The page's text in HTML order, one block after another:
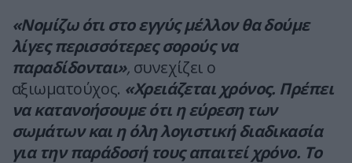
«Νομίζω ότι στο εγγύς μέλλον θα δούμε
λίγες περισσότερες σορούς να
παραδίδονται», συνεχίζει ο
αξιωματούχος. «Χρειάζεται χρόνος. Πρέπει
να κατανοήσουμε ότι η εύρεση των
σωμάτων και η όλη λογιστική διαδικασία
για την παράδοσή τους απαιτεί χρόνο. Το